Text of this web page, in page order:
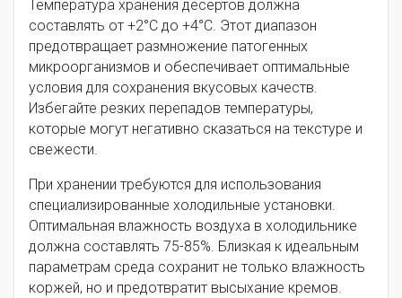
Температура хранения десертов должна
составлять от +2°C до +4°C. Этот диапазон
предотвращает размножение патогенных
микроорганизмов и обеспечивает оптимальные
условия для сохранения вкусовых качеств.
Избегайте резких перепадов температуры,
которые могут негативно сказаться на текстуре и
свежести.
При хранении требуются для использования
специализированные холодильные установки.
Оптимальная влажность воздуха в холодильнике
должна составлять 75-85%. Близкая к идеальным
параметрам среда сохранит не только влажность
коржей, но и предотвратит высыхание кремов.